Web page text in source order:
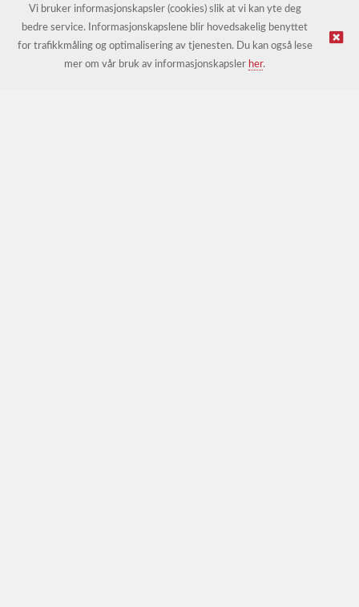
© Braco AS |Design&implementasjon av Kréatif
Vi bruker informasjonskapsler (cookies) slik at vi kan yte deg
bedre service. Informasjonskapslene blir hovedsakelig benyttet
for trafikkmåling og optimalisering av tjenesten. Du kan også lese
mer om vår bruk av informasjonskapsler her.